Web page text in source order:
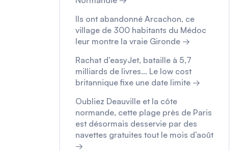
Ils ont abandonné Arcachon, ce
village de 300 habitants du Médoc
leur montre la vraie Gironde →
Rachat d’easyJet, bataille à 5,7
milliards de livres… Le low cost
britannique fixe une date limite →
Oubliez Deauville et la côte
normande, cette plage près de Paris
est désormais desservie par des
navettes gratuites tout le mois d’août
→